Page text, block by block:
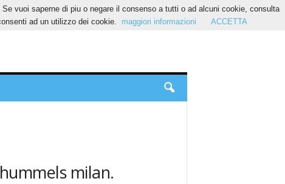
milan.
vuoi saperne di piu o negare il consenso a tutti o ad alcuni cookie, consulta
ad un utilizzo dei cookie.
maggiori informazioni ACCETTA